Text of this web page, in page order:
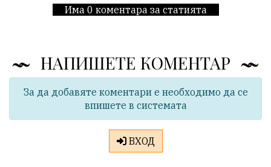
Има 0 коментара за статията
НАПИШЕТЕ КОМЕНТАР
За да добавяте коментари е необходимо да се
впишете в системата
ВХОД